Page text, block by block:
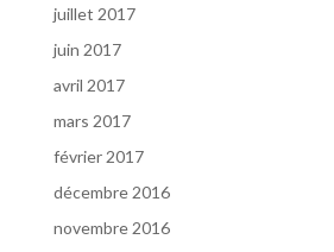
juillet 2017
juin 2017
avril 2017
mars 2017
février 2017
décembre 2016
novembre 2016